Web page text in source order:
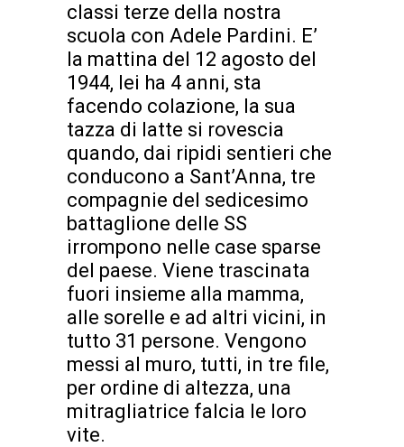
classi terze della nostra
scuola con Adele Pardini. E’
la mattina del 12 agosto del
1944, lei ha 4 anni, sta
facendo colazione, la sua
tazza di latte si rovescia
quando, dai ripidi sentieri che
conducono a Sant’Anna, tre
compagnie del sedicesimo
battaglione delle SS
irrompono nelle case sparse
del paese. Viene trascinata
fuori insieme alla mamma,
alle sorelle e ad altri vicini, in
tutto 31 persone. Vengono
messi al muro, tutti, in tre file,
per ordine di altezza, una
mitragliatrice falcia le loro
vite.